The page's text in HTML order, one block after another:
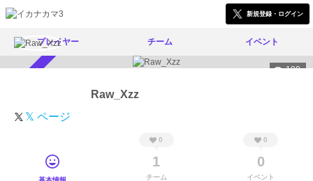
新規登録・ログイン
プレイヤー チーム イベント
180
Raw_Xzz
𝕏 ページ
0
1
チーム
0
0
イベント